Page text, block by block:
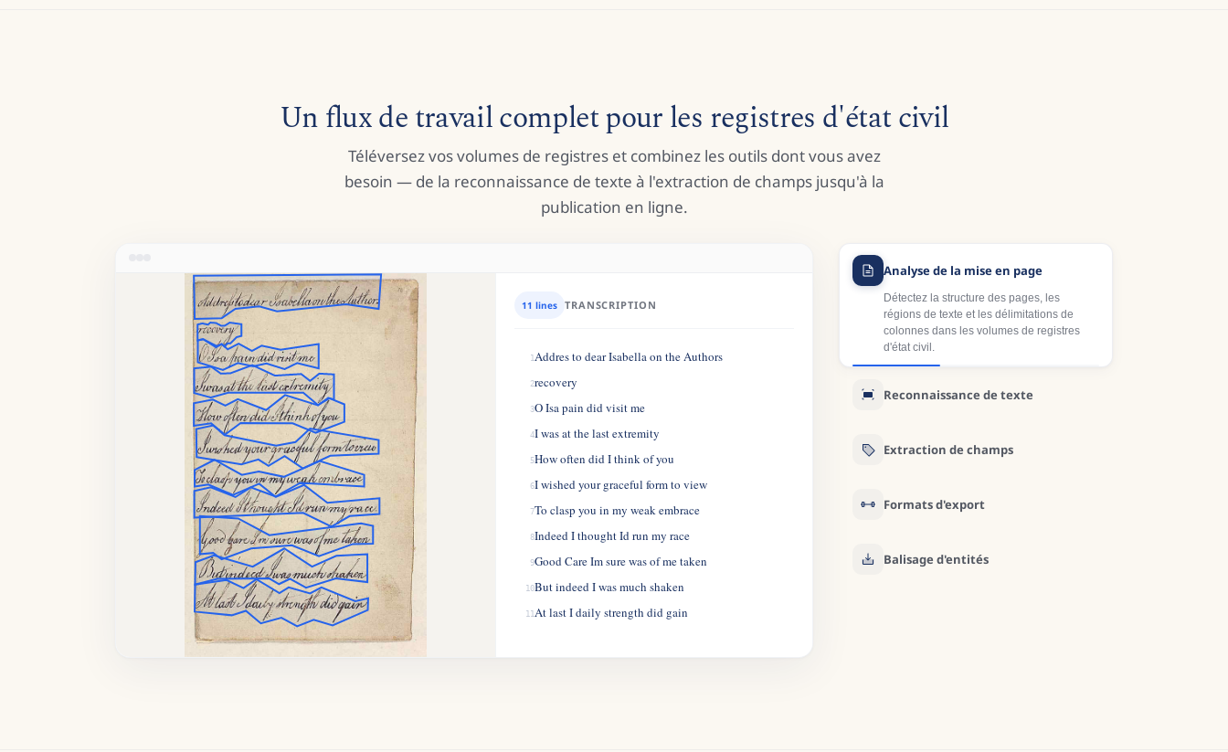
Un flux de travail complet pour les registres d'état civil
Téléversez vos volumes de registres et combinez les outils dont vous avez
besoin — de la reconnaissance de texte à l'extraction de champs jusqu'à la
publication en ligne.
11 lines TRANSCRIPTION
1 Addres to dear Isabella on the Authors
2recovery
3O Isa pain did visit me
4I was at the last extremity
5How often did I think of you
6I wished your graceful form to view
7To clasp you in my weak embrace
8Indeed I thought Id run my race
9Good Care Im sure was of me taken
10But indeed I was much shaken
11 At last I daily strength did gain
Analyse de la mise en page
Détectez la structure des pages, les
régions de texte et les délimitations de
colonnes dans les volumes de registres
d'état civil.
Reconnaissance de texte
Extraction de champs
Formats d'export
Balisage d'entités